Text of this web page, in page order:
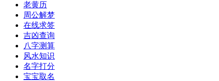
老黄历
周公解梦
在线求签
吉凶查询
八字测算
风水知识
名字打分
宝宝取名